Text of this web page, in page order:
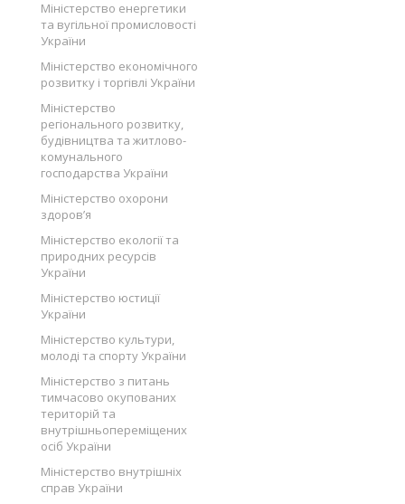
Міністерство енергетики
та вугільної промисловості
України
Міністерство економічного
розвитку і торгівлі України
Міністерство
регіонального розвитку,
будівництва та житлово-
комунального
господарства України
Міністерство охорони
здоров’я
Міністерство екології та
природних ресурсів
України
Міністерство юстиції
України
Міністерство культури,
молоді та спорту України
Міністерство з питань
тимчасово окупованих
територій та
внутрішньопереміщених
осіб України
Міністерство внутрішніх
справ України